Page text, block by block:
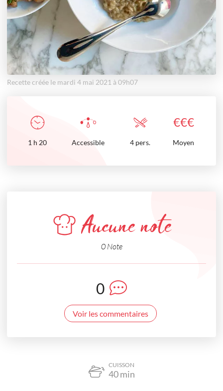
Recette créée le mardi 4 mai 2021 à 09h07
€€€
1 h 20 Accessible 4 pers. Moyen
Aucune note
0 Note
0
Voir les commentaires
CUISSON
40min